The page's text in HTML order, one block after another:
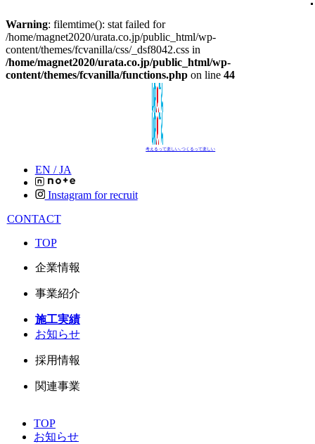
Warning: filemtime(): stat failed for
/home/magnet2020/urata.co.jp/public_html/wp-
content/themes/fcvanilla/css/_dsf8042.css in
/home/magnet2020/urata.co.jp/public_html/wp-
content/themes/fcvanilla/functions.php on line 44
考えるって楽しい､つくるって楽しい
EN /JA
Instagram for recruit
CONTACT
TOP
企業情報
事業紹介
施工実績
お知らせ
採用情報
関連事業
TOP
お知らせ